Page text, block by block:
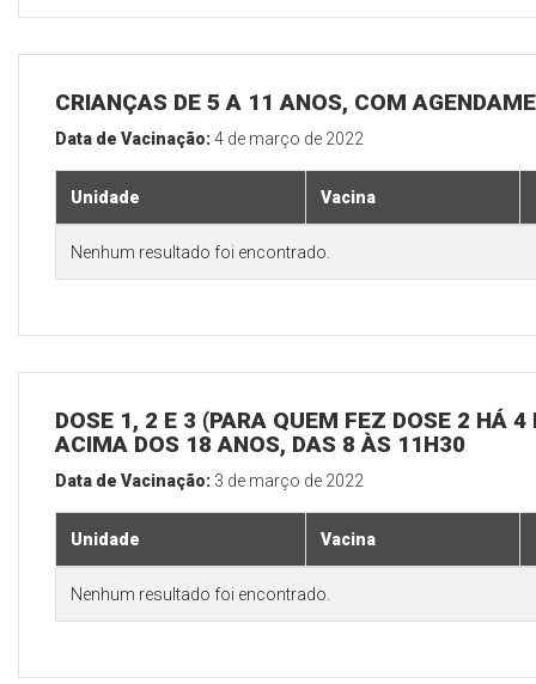
CRIANÇAS DE 5 A 11 ANOS, COM
Data de Vacinação:4 de março de 2022
Unidade Vacina
Nenhum resultado foi encontrado.
DOSE 1, 2 E 3 (PARA QUEM FEZ DOSE 2 HÁ
ACIMA DOS 18 ANOS, DAS 8 ÀS 11H30
Data de Vacinação: 3 de março de 2022
Unidade Vacina
Nenhum resultado foi encontrado.